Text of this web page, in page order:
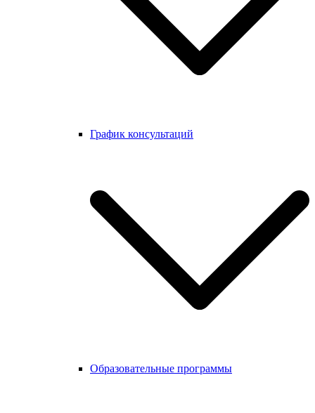
График консультаций
Образовательные программы